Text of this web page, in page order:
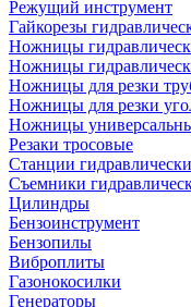
Режущий инструмент
Гайкорезы
Ножницы
Ножницы
Ножницы для резки
Ножницы для резки
Ножницы
Резаки тросовые
Станции
Съемники
Цилиндры
Бензоинструмент
Бензопилы
Виброплиты
Газонокосилки
Генераторы